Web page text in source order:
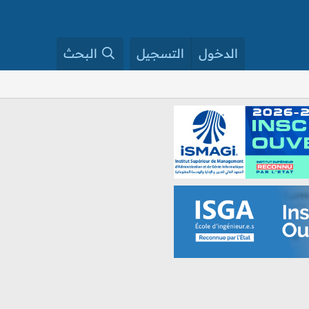
الدخول التسجيل البحث